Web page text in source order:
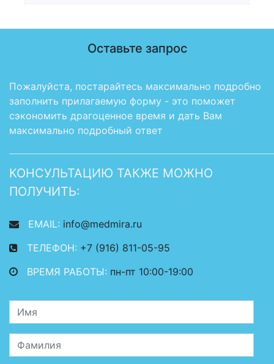
Оставьте запрос
Пожалуйста, постарайтесь максимально подробно
заполнить прилагаемую форму - это поможет
сэкономить драгоценное время и дать Вам
максимально подробный ответ
КОНСУЛЬТАЦИЮ ТАКЖЕ МОЖНО
ПОЛУЧИТЬ:
EMAIL: info@medmira.ru
ТЕЛЕФОН: +7 (916) 811-05-95
ВРЕМЯ РАБОТЫ: пн-пт 10:00-19:00
Имя
Фамилия